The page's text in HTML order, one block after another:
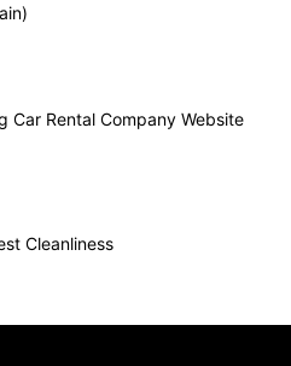
Car Rental Company Website
Cleanliness